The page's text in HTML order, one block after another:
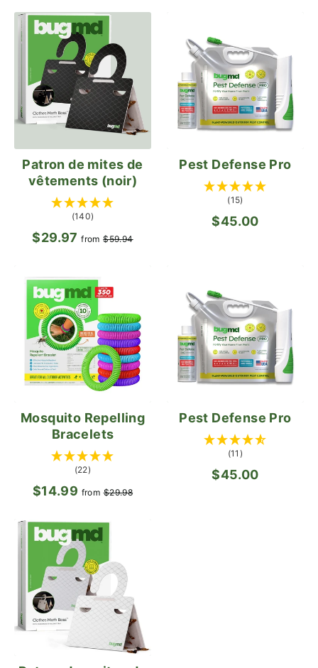
Patron de mites de
vêtements (noir)
(140)
$29.97from Prix
$59.94Prix
Pest Defense Pro
(15)
$45.00
Mosquito Repelling
Bracelets
(22)
$14.99 from Prix
$29.98Prix
Pest Defense Pro
(11)
$45.00